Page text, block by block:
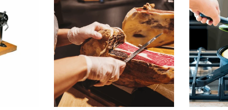
Agromar
Artesanos Alalunga
Bonito del Norte
Conservas Vegetales y
Legumbres
Arroz y Pasta
Salsas
Especias y
Condimentos